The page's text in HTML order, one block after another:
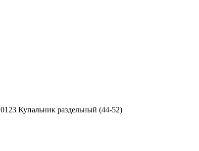
0123 Купальник раздельный (44-52)